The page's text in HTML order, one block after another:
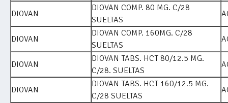
DIOVAN
DIOVAN COMP. 80 MG. C/28
SUELTAS
DIOVAN
DIOVAN COMP. 160MG. C/28
SUELTAS
DIOVAN
DIOVAN TABS. HCT 80/12.5 MG.
C/28. SUELTAS
DIOVAN
DIOVAN TABS. HCT 160/12.5 MG.
C/28 SUELTAS